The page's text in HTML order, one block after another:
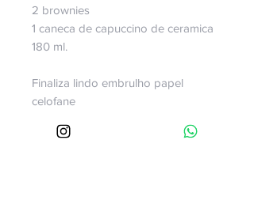
2 brownies
1 caneca de capuccino de ceramica
180 ml.
Finaliza lindo embrulho papel
celofane
Montamos esta cesta nas cores que